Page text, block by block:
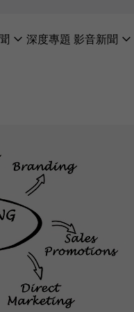
深度專題 影音新聞